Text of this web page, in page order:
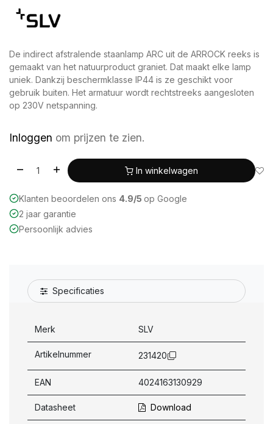
De indirect afstralende staanlamp ARC uit de ARROCK reeks is
gemaakt van het natuurproduct graniet. Dat maakt elke lamp
uniek. Dankzij beschermklasse IP44 is ze geschikt voor
gebruik buiten. Het armatuur wordt rechtstreeks aangesloten
op 230V netspanning.
Inloggen om prijzen te zien.
In winkelwagen
Klanten beoordelen ons 4.9/5 op Google
2 jaar garantie
Persoonlijk advies
Specificaties
Merk SLV
Artikelnummer 231420
EAN 4024163130929
Datasheet Download